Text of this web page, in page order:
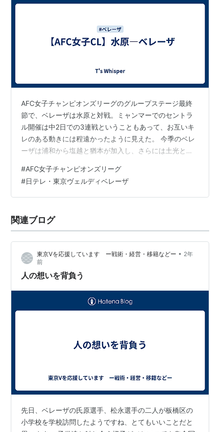
AFC女子チャンピオンズリーグのグループステージ最終
節で、ベレーザは水原と対戦。ミャンマーでのセントラ
ル開催は中2日での3連戦ということもあって、お互いキ
レのある動きには程遠かったように見えた。 今季のベレ
ーザは浦和から塩越と猶本が加入し、さらには土光と隅
がある。個人的には好きな選手が集まってくれたので、
ますます応援するモチベーションが高まっていた。 試合
は水原の寄せの早い守備にベレーザは手を焼き、ポゼッ
をつなぐのだが、相手を背負った形でボールを受けてし
まって前を向けないし、ピッチ状態もよくない…
#AFC女子チャンピオンズリーグ
#日テレ・東京ヴェルディベレーザ
関連ブログ
東京Vを応援しています ー戦術・経営・移籍などー • 2年
前
人の想いを背負う
先日、ベレーザの氏原選手、松永選手の二人が板橋区の
小学校を学校訪問したようですね、とてもいいことだと